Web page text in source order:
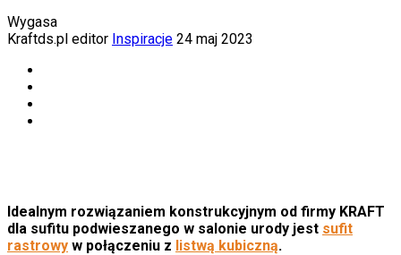
Wygasa
Kraftds.pl editor Inspiracje 24 maj 2023
Idealnym rozwiązaniem konstrukcyjnym od firmy KRAFT
dla sufitu podwieszanego w salonie urody jest sufit
rastrowy w połączeniu z listwą kubiczną.